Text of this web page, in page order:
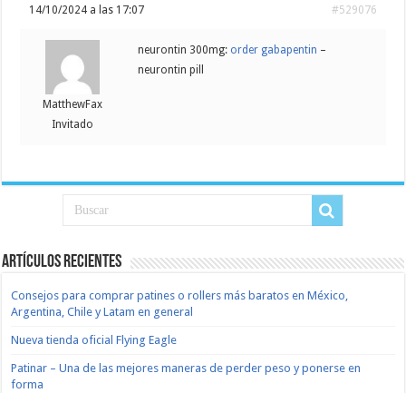
14/10/2024 a las 17:07 #529076
MatthewFax
Invitado
neurontin 300mg: order gabapentin –
neurontin pill
Artículos recientes
Consejos para comprar patines o rollers más baratos en México,
Argentina, Chile y Latam en general
Nueva tienda oficial Flying Eagle
Patinar – Una de las mejores maneras de perder peso y ponerse en
forma